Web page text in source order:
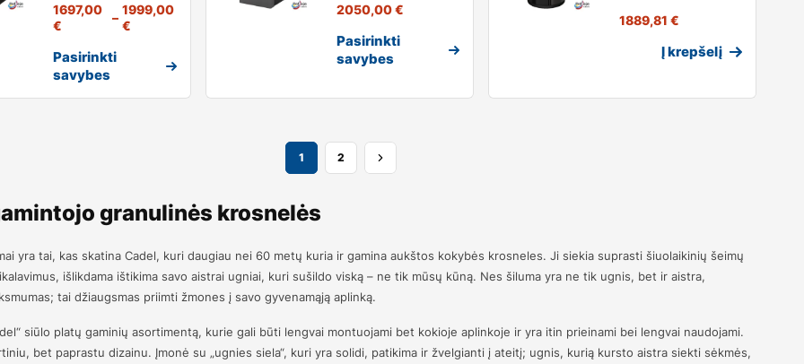
1697,00
€
–
1999,00
€
Pasirinkti
savybes
2050,00€
Pasirinkti
savybes
1889,81 €
Į krepšelį
1 2
granulinės krosnelės
yra tai, kas skatina Cadel, kuri daugiau nei 60 metų kuria ir gamina aukštos kokybės krosneles. Ji siekia suprasti šiuolaikinių šeimų
išlikdama ištikima savo aistrai ugniai, kuri sušildo viską – ne tik mūsų kūną. Nes šiluma yra ne tik ugnis, bet ir aistra,
tai džiaugsmas priimti žmones į savo gyvenamąją aplinką.
siūlo platų gaminių asortimentą, kurie gali būti lengvai montuojami bet kokioje aplinkoje ir yra itin prieinami bei lengvai naudojami.
bet paprastu dizainu. Įmonė su „ugnies siela“, kuri yra solidi, patikima ir žvelgianti į ateitį; ugnis, kurią kursto aistra siekti sėkmės,